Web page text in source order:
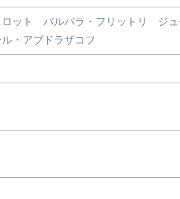
ット バルバラ・フリットリ ジュ
・アブドラザコフ